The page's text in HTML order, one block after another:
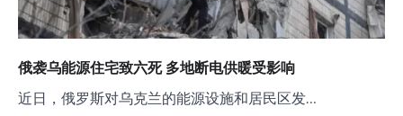
俄袭乌能源住宅致六死 多地断电供暖受影响
近日，俄罗斯对乌克兰的能源设施和居民区发…